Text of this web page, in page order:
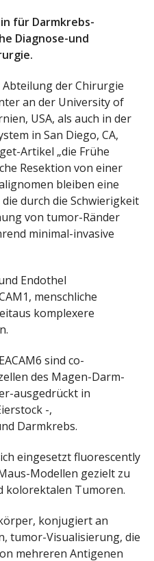
für Darmkrebs-
Diagnose-und
der Chirurgie
an der University of
USA, als auch in der
in San Diego, CA,
Artikel „die Frühe
Resektion von einer
bleiben eine
durch die Schwierigkeit
von tumor-Ränder
minimal-invasive
Endothel
menschliche
komplexere
sind co-
des Magen-Darm-
ausgedrückt in
-,
Darmkrebs.
eingesetzt fluorescently
Modellen gezielt zu
kolorektalen Tumoren.
konjugiert an
tumor-Visualisierung, die
mehreren Antigenen